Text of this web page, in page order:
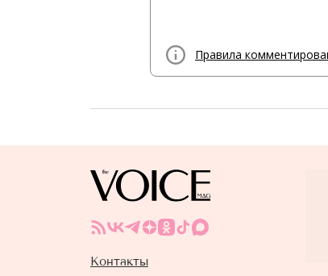
Правила
Контакты